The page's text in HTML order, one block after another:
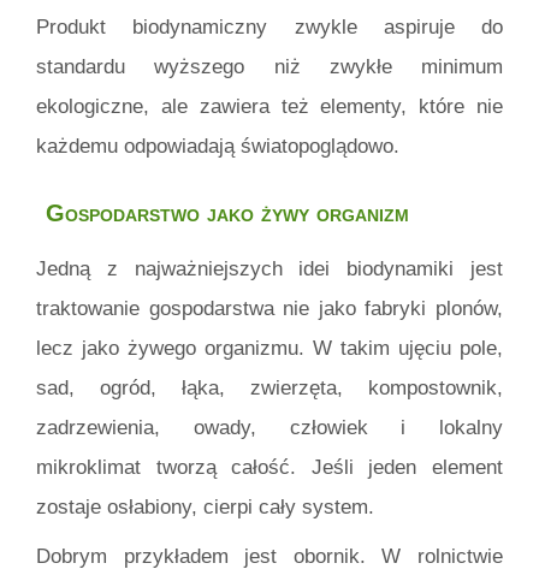
Produkt biodynamiczny zwykle aspiruje do
standardu wyższego niż zwykłe minimum
ekologiczne, ale zawiera też elementy, które nie
każdemu odpowiadają światopoglądowo.
Gospodarstwo jako żywy organizm
Jedną z najważniejszych idei biodynamiki jest
traktowanie gospodarstwa nie jako fabryki plonów,
lecz jako żywego organizmu. W takim ujęciu pole,
sad, ogród, łąka, zwierzęta, kompostownik,
zadrzewienia, owady, człowiek i lokalny
mikroklimat tworzą całość. Jeśli jeden element
zostaje osłabiony, cierpi cały system.
Dobrym przykładem jest obornik. W rolnictwie